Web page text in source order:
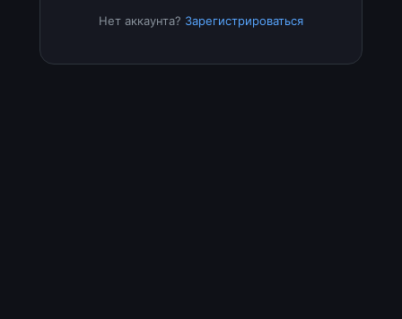
Нет аккаунта? Зарегистрироваться